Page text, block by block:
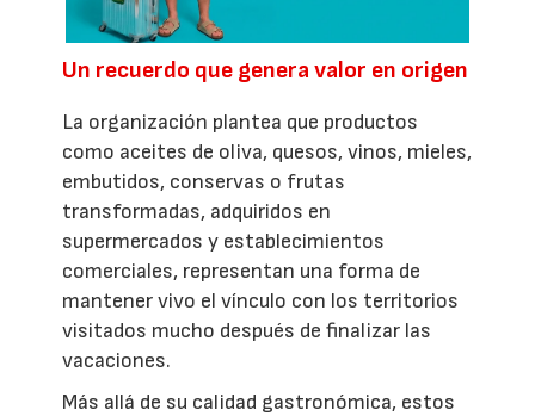
Un recuerdo que genera valor en origen
La organización plantea que productos
como aceites de oliva, quesos, vinos, mieles,
embutidos, conservas o frutas
transformadas, adquiridos en
supermercados y establecimientos
comerciales, representan una forma de
mantener vivo el vínculo con los territorios
visitados mucho después de finalizar las
vacaciones.
Más allá de su calidad gastronómica, estos